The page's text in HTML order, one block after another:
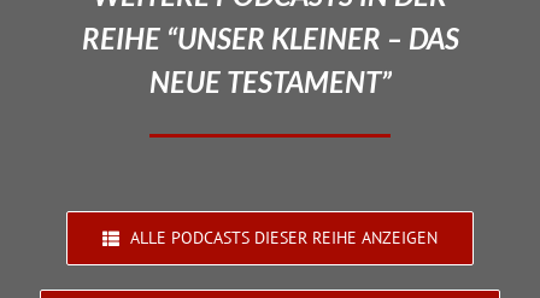
REIHE “UNSER KLEINER – DAS
NEUE TESTAMENT”
ALLE PODCASTS DIESER REIHE ANZEIGEN